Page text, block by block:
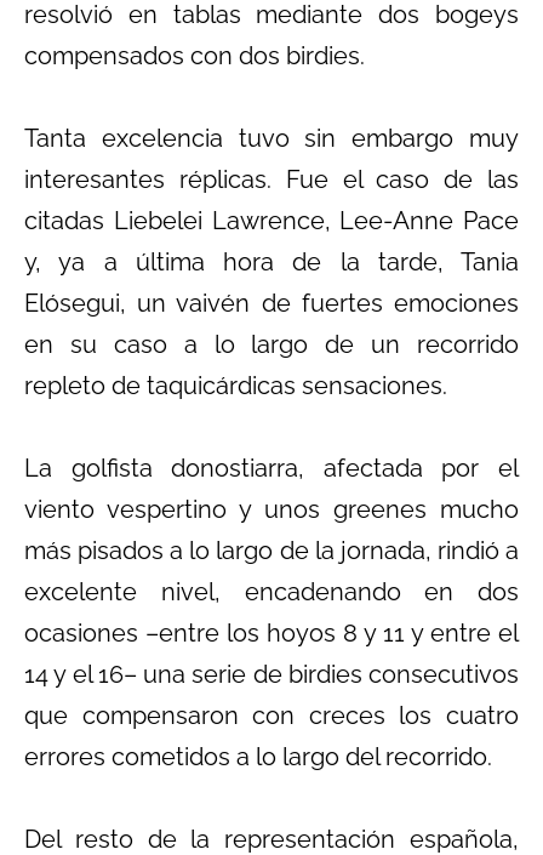
resolvió en tablas mediante dos bogeys
compensados con dos birdies.
Tanta excelencia tuvo sin embargo muy
interesantes réplicas. Fue el caso de las
citadas Liebelei Lawrence, Lee-Anne Pace
y, ya a última hora de la tarde, Tania
Elósegui, un vaivén de fuertes emociones
en su caso a lo largo de un recorrido
repleto de taquicárdicas sensaciones.
La golfista donostiarra, afectada por el
viento vespertino y unos greenes mucho
más pisados a lo largo de la jornada, rindió a
excelente nivel, encadenando en dos
ocasiones –entre los hoyos 8 y 11 y entre el
14 y el 16– una serie de birdies consecutivos
que compensaron con creces los cuatro
errores cometidos a lo largo del recorrido.
Del resto de la representación española,